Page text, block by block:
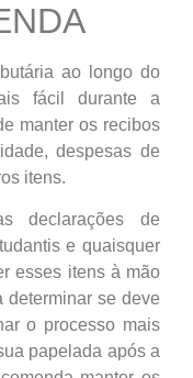
ao longo do
fácil durante a
manter os recibos
despesas de
itens.
declarações de
e quaisquer
esses itens à mão
se deve
o processo mais
papelada após a